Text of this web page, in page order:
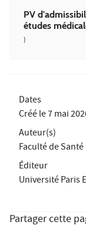
PV
études
)
Dates
Créé le7 mai
Auteur(s)
Faculté de Santé
Éditeur
Université Paris
Partager cette